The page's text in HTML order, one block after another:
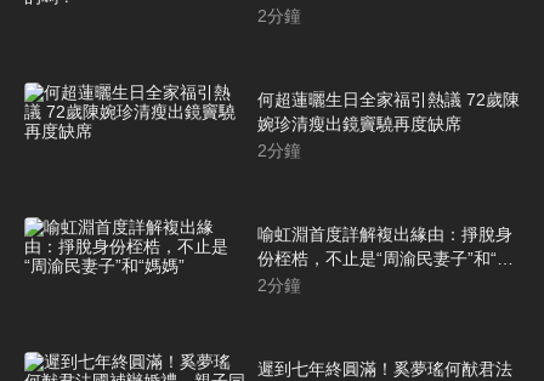
2分鐘
何超蓮曬生日全家福引熱議 72歲陳
婉珍清瘦出鏡竇驍再度缺席
2分鐘
喻虹淵首度詳解複出緣由：掙脫身
份桎梏，不止是“周渝民妻子”和“媽
媽”
2分鐘
遲到七年終圓滿！奚夢瑤何猷君法